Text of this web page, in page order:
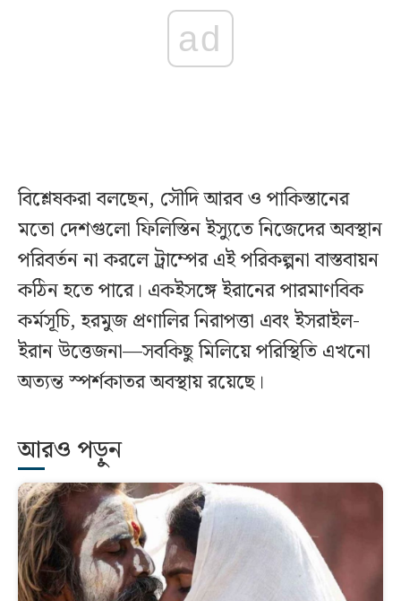
ad
বিশ্লেষকরা বলছেন, সৌদি আরব ও পাকিস্তানের
মতো দেশগুলো ফিলিস্তিন ইস্যুতে নিজেদের অবস্থান
পরিবর্তন না করলে ট্রাম্পের এই পরিকল্পনা বাস্তবায়ন
কঠিন হতে পারে। একইসঙ্গে ইরানের পারমাণবিক
কর্মসূচি, হরমুজ প্রণালির নিরাপত্তা এবং ইসরাইল-
ইরান উত্তেজনা—সবকিছু মিলিয়ে পরিস্থিতি এখনো
অত্যন্ত স্পর্শকাতর অবস্থায় রয়েছে।
আরও পড়ুন